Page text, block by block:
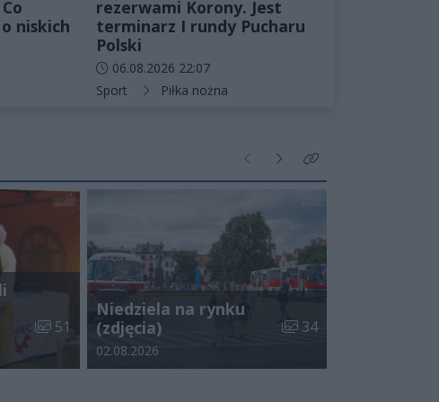
niskich
rezerwami Korony. Jest
terminarz I rundy Pucharu
Polski
Data dodania artykułu:
06.08.2026 22:07
Kategorie artykułu:
Sport Piłka nożna
Poprzednie
NastępneKliknij aby zobaczyć
Liczba zdjęć w galerii:
51
Niedziela na rynku
(zdjęcia)
Liczba zdjęć w galerii:
34
Data dodania galerii:
02.08.2026